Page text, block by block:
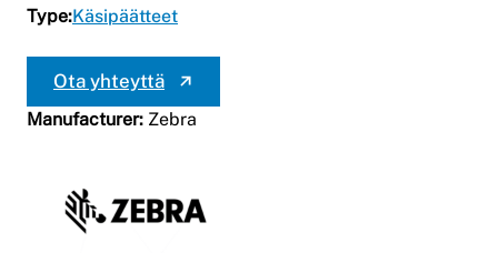
Type:Käsipäätteet
Ota yhteyttä
Manufacturer: Zebra